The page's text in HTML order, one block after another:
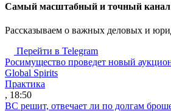
Cамый масштабный и точный канал
Рассказываем о важных деловых и
Перейти в Telegram
Росимущество проведет новый
Global Spirits
Практика
, 18:50
ВС решит, отвечает ли по долгам